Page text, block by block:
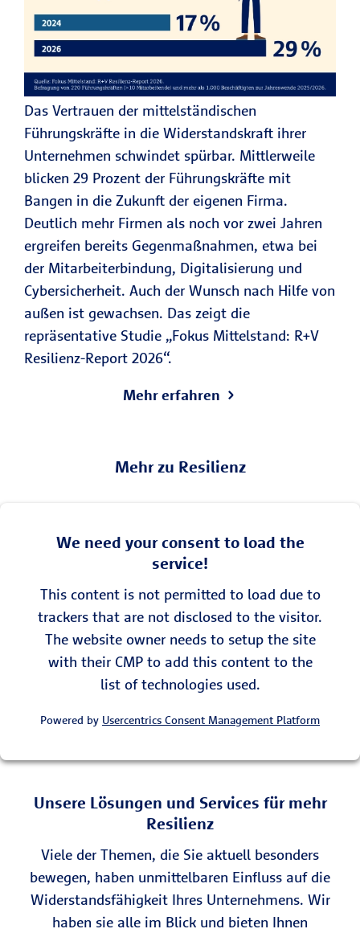
Das Vertrauen der mittelständischen
Führungskräfte in die Widerstandskraft ihrer
Unternehmen schwindet spürbar. Mittlerweile
blicken 29 Prozent der Führungskräfte mit
Bangen in die Zukunft der eigenen Firma.
Deutlich mehr Firmen als noch vor zwei Jahren
ergreifen bereits Gegenmaßnahmen, etwa bei
der Mitarbeiterbindung, Digitalisierung und
Cybersicherheit. Auch der Wunsch nach Hilfe von
außen ist gewachsen. Das zeigt die
repräsentative Studie „Fokus Mittelstand: R+V
Resilienz-Report 2026“.
Mehr erfahren
Mehr zu Resilienz
We need your consent to load the
service!
This content is not permitted to load due to
trackers that are not disclosed to the visitor.
The website owner needs to setup the site
with their CMP to add this content to the
list of technologies used.
Powered by Usercentrics Consent Management Platform
Unsere Lösungen und Services für mehr
Resilienz
Viele der Themen, die Sie aktuell besonders
bewegen, haben unmittelbaren Einfluss auf die
Widerstandsfähigkeit Ihres Unternehmens. Wir
haben sie alle im Blick und bieten Ihnen